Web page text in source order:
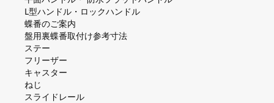
L型ハンドル・ロックハンドル
蝶番のご案内
盤⽤裏蝶番取付け参考⼨法
ステー
フリーザー
キャスター
ねじ
スライドレール